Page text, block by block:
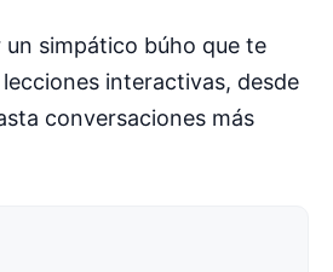
un simpático búho que te
interactivas, desde
conversaciones más